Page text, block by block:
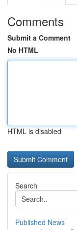
Comments
Submit a Comment
No HTML
HTML is disabled
Search
Published News